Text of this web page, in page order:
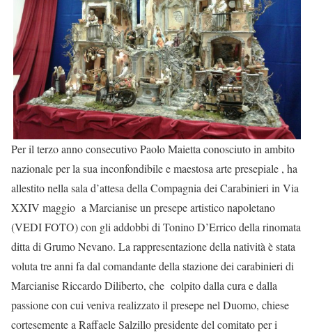
Per il terzo anno consecutivo Paolo Maietta conosciuto in ambito
nazionale per la sua inconfondibile e maestosa arte presepiale , ha
allestito nella sala d’attesa della Compagnia dei Carabinieri in Via
XXIV maggio a Marcianise un presepe artistico napoletano
(VEDI FOTO) con gli addobbi di Tonino D’Errico della rinomata
ditta di Grumo Nevano. La rappresentazione della natività è stata
voluta tre anni fa dal comandante della stazione dei carabinieri di
Marcianise Riccardo Diliberto, che colpito dalla cura e dalla
passione con cui veniva realizzato il presepe nel Duomo, chiese
cortesemente a Raffaele Salzillo presidente del comitato per i